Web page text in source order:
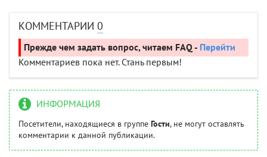
КОММЕНТАРИИ 0
Прежде чем задать вопрос, читаем FAQ - Перейти
Комментариев пока нет. Стань первым!
ИНФОРМАЦИЯ
Посетители, находящиеся в группе Гости, не могут оставлять
комментарии к данной публикации.